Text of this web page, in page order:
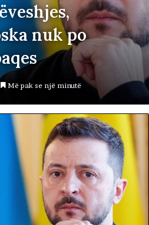
nuk po
Më pak se një minutë